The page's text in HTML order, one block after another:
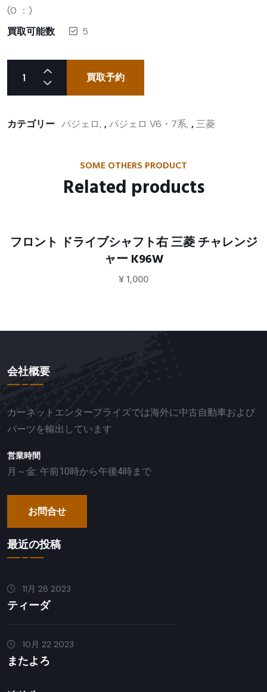
(0 ：)
買取可能数
5
買取予約
カテゴリー パジェロ ,パジェロ V6・7系 ,三菱
SOME OTHERS PRODUCT
Related products
フロント ドライブシャフト右 三菱 チャレンジ
ャー K96W
¥1,000
会社概要
カーネットエンタープライズでは海外に中古自動車および
パーツを輸出しています
営業時間
月～金: 午前10時から午後4時まで
お問合せ
最近の投稿
11月 28 2023
ティーダ
10月 22 2023
またよろ